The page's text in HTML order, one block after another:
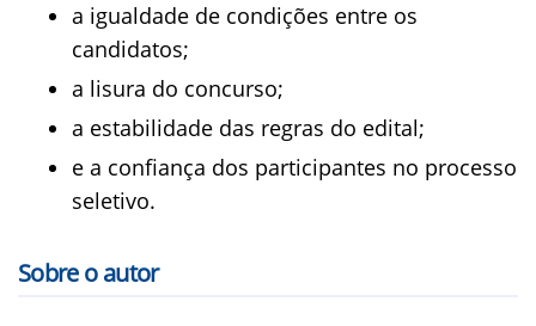
a igualdade de condições entre os
candidatos;
a lisura do concurso;
a estabilidade das regras do edital;
e a confiança dos participantes no processo
seletivo.
Sobre o autor